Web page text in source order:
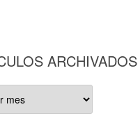
ARCHIVADOS